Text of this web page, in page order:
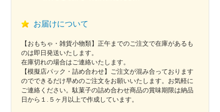
お届けについて
【おもちゃ・雑貨小物類】正午までのご注文で在庫があるも
のは即日発送いたします。
在庫切れの場合はご連絡いたします。
【模擬店パック・詰め合わせ】ご注文が混み合っております
のでできるだけ早めのご注文をお願いいたします。お気軽に
ご連絡ください。駄菓子の詰め合わせ商品の賞味期限は納品
日から１.５ヶ月以上で作成しています。